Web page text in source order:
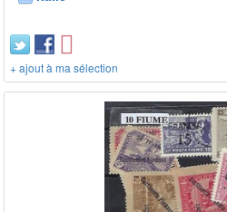
+ ajout à ma sélection